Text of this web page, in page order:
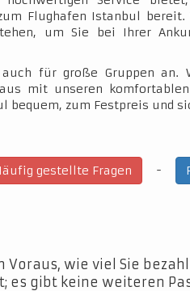
Flughafen Istanbul bereit.
um Sie bei Ihrer
für große Gruppen an.
mit unseren
bequem, zum Festpreis und
gestellte Fragen -
wie viel Sie
es gibt keine weiteren